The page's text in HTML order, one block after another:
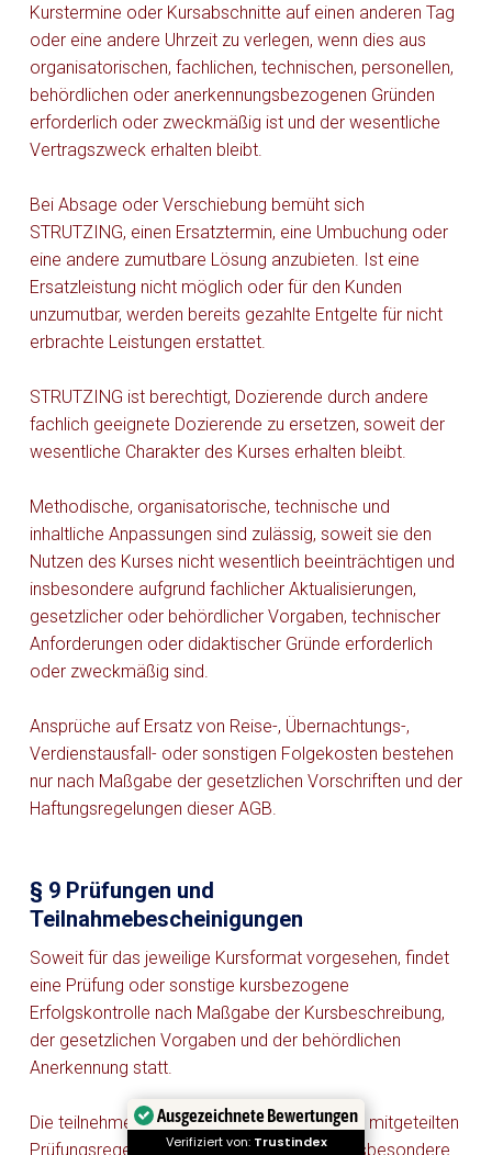
Kurstermine oder Kursabschnitte auf einen anderen Tag
oder eine andere Uhrzeit zu verlegen, wenn dies aus
organisatorischen, fachlichen, technischen, personellen,
behördlichen oder anerkennungsbezogenen Gründen
erforderlich oder zweckmäßig ist und der wesentliche
Vertragszweck erhalten bleibt.
Bei Absage oder Verschiebung bemüht sich
STRUTZING, einen Ersatztermin, eine Umbuchung oder
eine andere zumutbare Lösung anzubieten. Ist eine
Ersatzleistung nicht möglich oder für den Kunden
unzumutbar, werden bereits gezahlte Entgelte für nicht
erbrachte Leistungen erstattet.
STRUTZING ist berechtigt, Dozierende durch andere
fachlich geeignete Dozierende zu ersetzen, soweit der
wesentliche Charakter des Kurses erhalten bleibt.
Methodische, organisatorische, technische und
inhaltliche Anpassungen sind zulässig, soweit sie den
Nutzen des Kurses nicht wesentlich beeinträchtigen und
insbesondere aufgrund fachlicher Aktualisierungen,
gesetzlicher oder behördlicher Vorgaben, technischer
Anforderungen oder didaktischer Gründe erforderlich
oder zweckmäßig sind.
Ansprüche auf Ersatz von Reise-, Übernachtungs-,
Verdienstausfall- oder sonstigen Folgekosten bestehen
nur nach Maßgabe der gesetzlichen Vorschriften und der
Haftungsregelungen dieser AGB.
§ 9 Prüfungen und
Teilnahmebescheinigungen
Soweit für das jeweilige Kursformat vorgesehen, findet
eine Prüfung oder sonstige kursbezogene
Erfolgskontrolle nach Maßgabe der Kursbeschreibung,
der gesetzlichen Vorgaben und der behördlichen
Anerkennung statt.
Die teilnehmende Person ist verpflichtet, die mitgeteilten
Prüfungsregeln einzuhalten. Dazu können insbesondere
Ausgezeichnete Bewertungen
Verifiziert von: Trustindex